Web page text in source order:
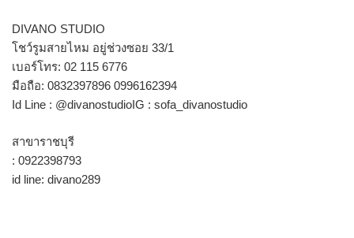
DIVANO STUDIO
โชว์รูมสายไหม อยู่ช่วงซอย 33/1
เบอร์โทร: 02 115 6776
มือถือ: 0832397896 0996162394
Id Line : @divanostudioIG : sofa_divanostudio
สาขาราชบุรี
: 0922398793
id line: divano289